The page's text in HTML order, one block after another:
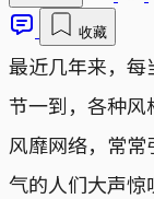
收藏
最近几年来，
节一到，各种
风靡网络，常
气的人们大声惊